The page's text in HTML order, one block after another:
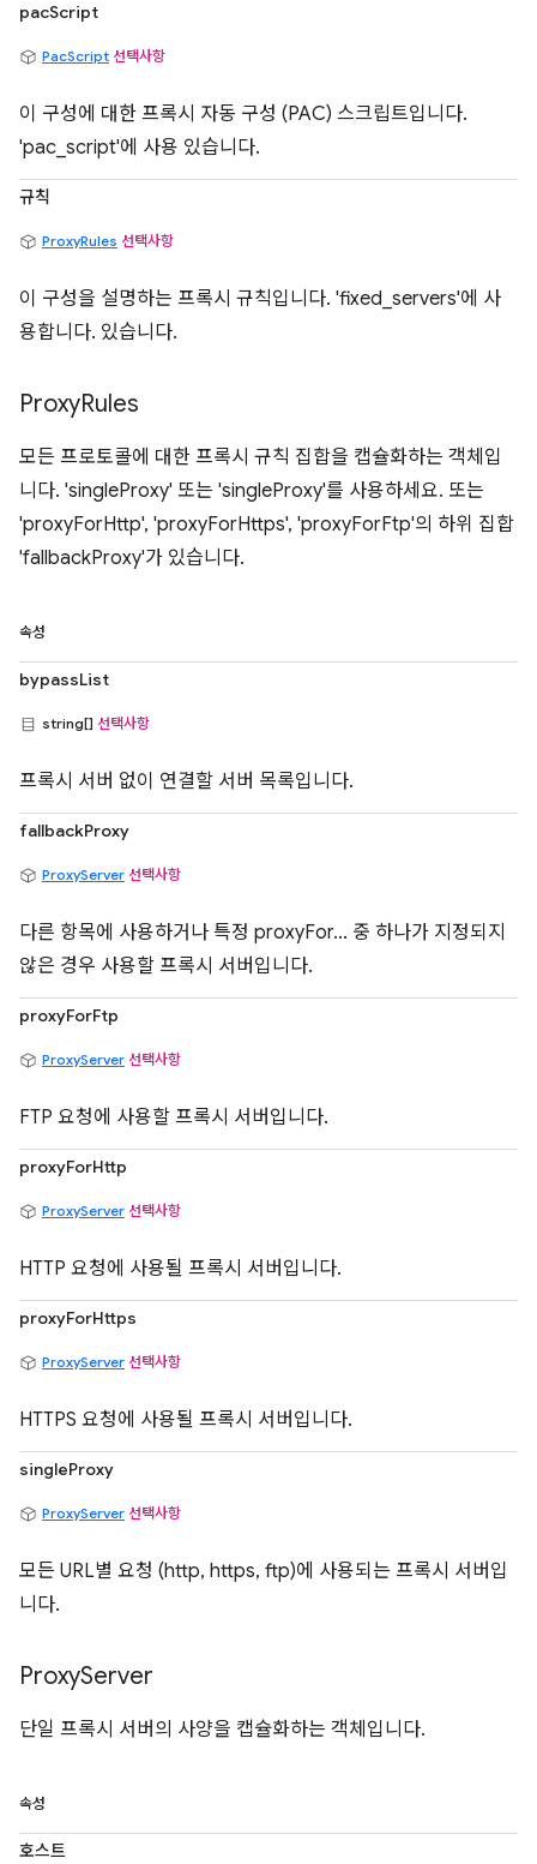
pacScript
PacScript 선택사항
이 구성에 대한 프록시 자동 구성 (PAC) 스크립트입니다.
'pac_script'에 사용 있습니다.
규칙
ProxyRules 선택사항
이 구성을 설명하는 프록시 규칙입니다. 'fixed_servers'에 사
용합니다. 있습니다.
ProxyRules
모든 프로토콜에 대한 프록시 규칙 집합을 캡슐화하는 객체입
니다. 'singleProxy' 또는 'singleProxy'를 사용하세요. 또는
'proxyForHttp', 'proxyForHttps', 'proxyForFtp'의 하위 집합
'fallbackProxy'가 있습니다.
속성
bypassList
string[] 선택사항
프록시 서버 없이 연결할 서버 목록입니다.
fallbackProxy
ProxyServer 선택사항
다른 항목에 사용하거나 특정 proxyFor... 중 하나가 지정되지
않은 경우 사용할 프록시 서버입니다.
proxyForFtp
ProxyServer 선택사항
FTP 요청에 사용할 프록시 서버입니다.
proxyForHttp
ProxyServer 선택사항
HTTP 요청에 사용될 프록시 서버입니다.
proxyForHttps
ProxyServer 선택사항
HTTPS 요청에 사용될 프록시 서버입니다.
singleProxy
ProxyServer 선택사항
모든 URL별 요청 (http, https, ftp)에 사용되는 프록시 서버입
니다.
ProxyServer
단일 프록시 서버의 사양을 캡슐화하는 객체입니다.
속성
호스트